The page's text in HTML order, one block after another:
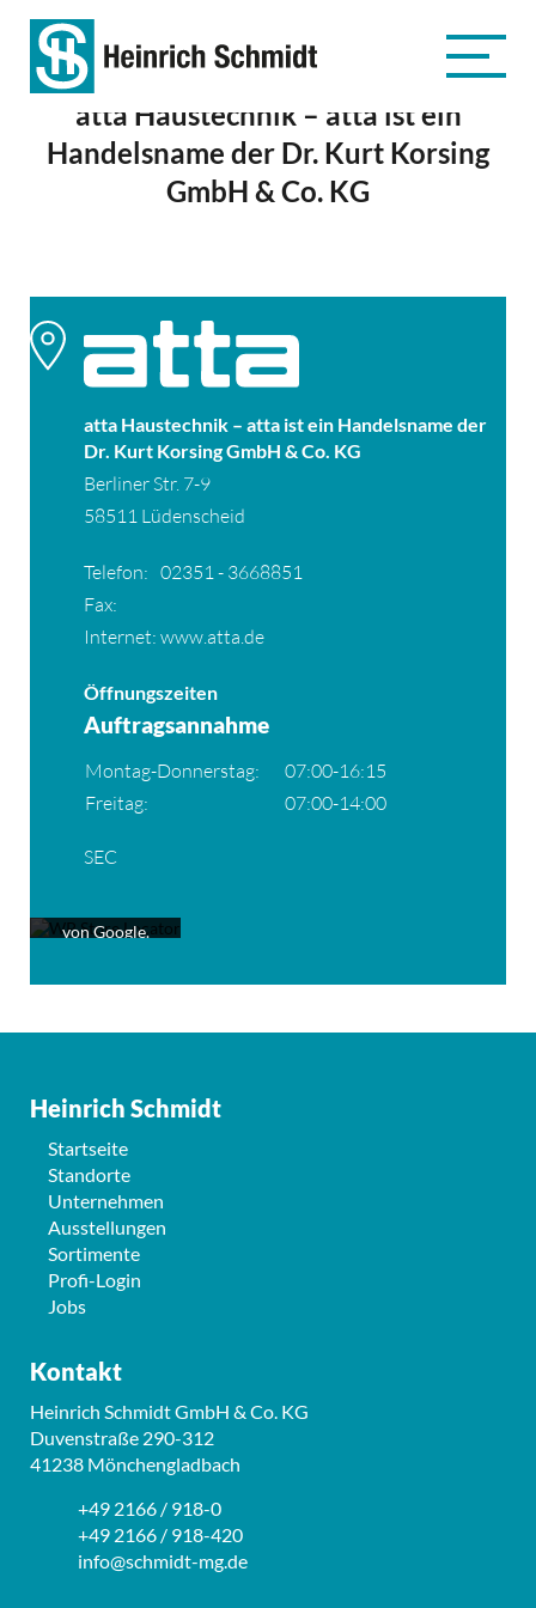
atta Haustechnik – atta ist ein
Handelsname der Dr. Kurt Korsing
GmbH & Co. KG
atta Haustechnik – atta ist ein Handelsname der
Dr. Kurt Korsing GmbH & Co. KG
Berliner Str. 7-9
58511 Lüdenscheid
Telefon: 02351 - 3668851
Fax:
Internet: www.atta.de
Öffnungszeiten
Auftragsannahme
Montag-Donnerstag:
07:00-16:15
Freitag:
07:00-14:00
SEC
der Karte
akzeptieren Sie
von Google.
Heinrich Schmidt
Startseite
Standorte
Unternehmen
Ausstellungen
Sortimente
Profi-Login
Jobs
Kontakt
Heinrich Schmidt GmbH & Co. KG
Duvenstraße 290-312
41238 Mönchengladbach
+49 2166 / 918-0
+49 2166 / 918-420
info@schmidt-mg.de